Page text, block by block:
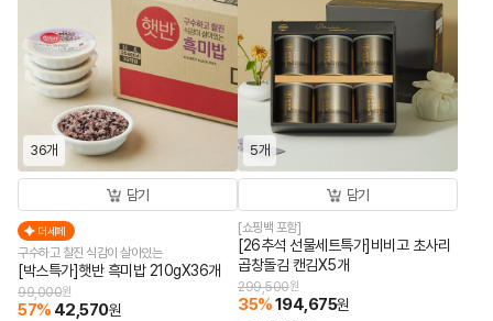
36개
담기
더세페
구수하고 찰진 식감이 살아있는
[박스특가]햇반 흑미밥 210gX36개
99,000원
57% 42,570원
5개
담기
[쇼핑백 포함]
[26추석 선물세트특가]비비고 초사리
곱창돌김 캔김X5개
299,500원
35%194,675원